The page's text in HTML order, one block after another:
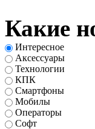
Какие
Интересное
Аксессуары
Технологии
КПК
Смартфоны
Мобилы
Операторы
Софт